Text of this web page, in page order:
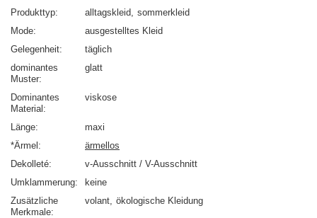
Produkttyp
alltagskleid
sommerkleid
Mode
ausgestelltes Kleid
Gelegenheit
täglich
dominantes
Muster
glatt
Dominantes
Material
viskose
Länge
maxi
*Ärmel
ärmellos
Dekolleté
v-Ausschnitt / V-Ausschnitt
Umklammerung
keine
Zusätzliche
Merkmale
volant ökologische Kleidung